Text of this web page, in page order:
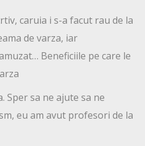
caruia i s-a facut rau de la
de varza, iar
Beneficiile pe care le
Sper sa ne ajute sa ne
eu am avut profesori de la